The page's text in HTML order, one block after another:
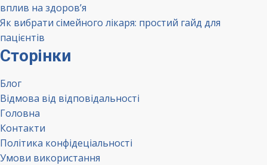
вплив на здоров’я
Як вибрати сімейного лікаря: простий гайд для
пацієнтів
Сторінки
Блог
Відмова від відповідальності
Головна
Контакти
Політика конфідеціальності
Умови використання